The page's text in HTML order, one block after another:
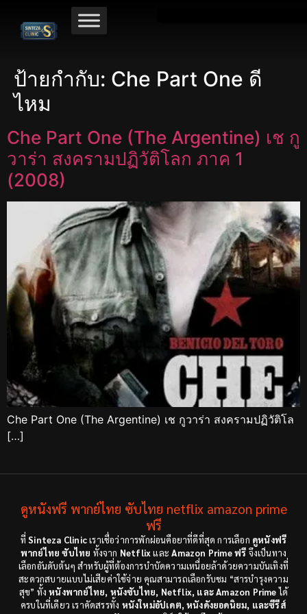
ป้ายกำกับ: Che Part One ดี
ไหม
Che Part One (The Argentine) เช กู
วาร่า สงครามปฏิวัติโลก ภาค 1
(2008)
Che Part One (The Argentine) เช กูวาร่า สงครามปฏิวัติโล
[…]
ดูหนังฟรี พากย์ไทย ซับไทย netflix amazon prime
ฟรี
ที่Sinteza Clinicเราเชื่อว่าการพักผ่อนคือยาที่ดีที่สุด การเลือก ดูหนังฟรี
พากย์ไทย ซับไทย ทั้งจาก NetflixและAmazon Prime ฟรี จึงเป็นทาง
เลือกอันดับต้นๆ สำหรับผู้ที่ต้องการบำบัดความเหนื่อยล้าด้วยความบันเทิงที่
สะดวกสบายแบบไม่เสียค่าใช้จ่าย คุณสามารถเลือกรับชม “สารบำรุงความ
สุข” ทั้งหนังพากย์ไทย, หนังซับไทย, Netflix, และ Amazon Primeได้
ครบในที่เดียว เราคัดสรรทั้ง หนังใหม่อัปเดต, หนังดังยอดนิยม, และซีรีส์